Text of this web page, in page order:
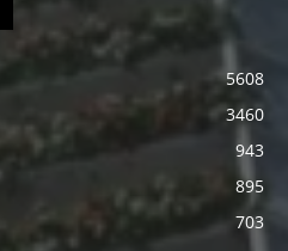
5608
3460
943
895
703